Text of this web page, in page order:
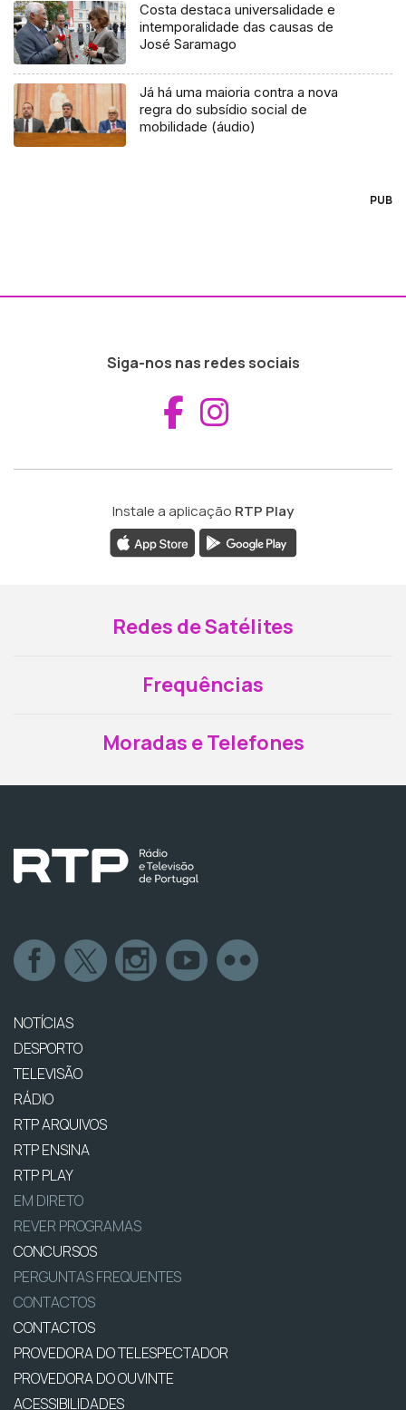
Costa destaca universalidade e
intemporalidade das causas de
José Saramago
Já há uma maioria contra a nova
regra do subsídio social de
mobilidade (áudio)
PUB
Siga-nos nas redes sociais
Aceder ao
Instale a aplicação RTP Play
Redes de Satélites
Frequências
Moradas e Telefones
NOTÍCIAS
DESPORTO
TELEVISÃO
RÁDIO
RTP ARQUIVOS
RTP ENSINA
RTP PLAY
EM DIRETO
REVER PROGRAMAS
CONCURSOS
PERGUNTAS FREQUENTES
CONTACTOS
CONTACTOS
PROVEDORA DO TELESPECTADOR
PROVEDORA DO OUVINTE
ACESSIBILIDADES